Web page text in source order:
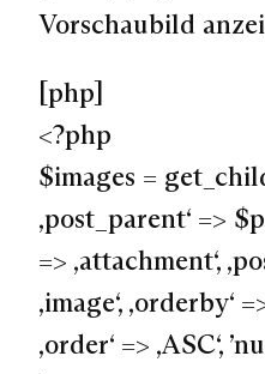
Vorschaubild
[php]
<?php
$images =
‚post_parent‘ =>
=> ‚attachment‘,
‚image‘, ‚orderby‘
‚order‘ => ‚ASC‘,